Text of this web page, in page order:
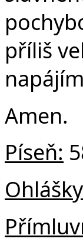
příliš
Amen.
Píseň: